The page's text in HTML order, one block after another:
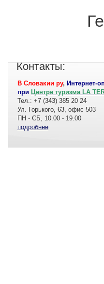
Контакты:
В Словакии ру, Интернет-
при Центре туризма LA
Тел.: +7 (343) 385 20 24
Ул. Горького, 63, офис 503
ПН - СБ, 10.00 - 19.00
подробнее